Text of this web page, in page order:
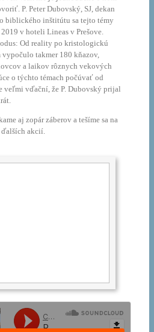
P. Peter Dubovský, SJ, dekan
biblického inštitútu sa tejto témy
v hoteli Lineas v Prešove.
Od reality po kristologickú
takmer 180 kňazov,
a laikov rôznych vekových
o týchto témach počúvať od
veľmi vďační, že P. Dubovský prijal
aj zopár záberov a tešíme sa na
ďalších akcií.